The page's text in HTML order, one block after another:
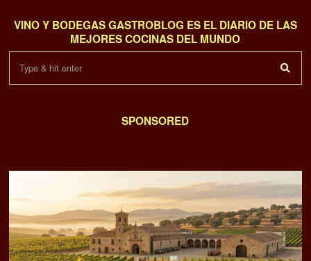
VINO Y BODEGAS GASTROBLOG ES EL DIARIO DE LAS
MEJORES COCINAS DEL MUNDO
SPONSORED